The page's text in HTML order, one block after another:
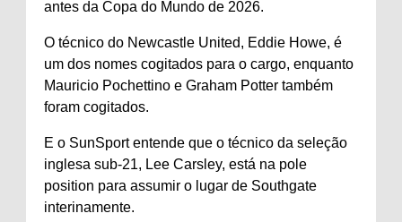
antes da Copa do Mundo de 2026.
O técnico do Newcastle United, Eddie Howe, é
um dos nomes cogitados para o cargo, enquanto
Mauricio Pochettino e Graham Potter também
foram cogitados.
E o SunSport entende que o técnico da seleção
inglesa sub-21, Lee Carsley, está na pole
position para assumir o lugar de Southgate
interinamente.